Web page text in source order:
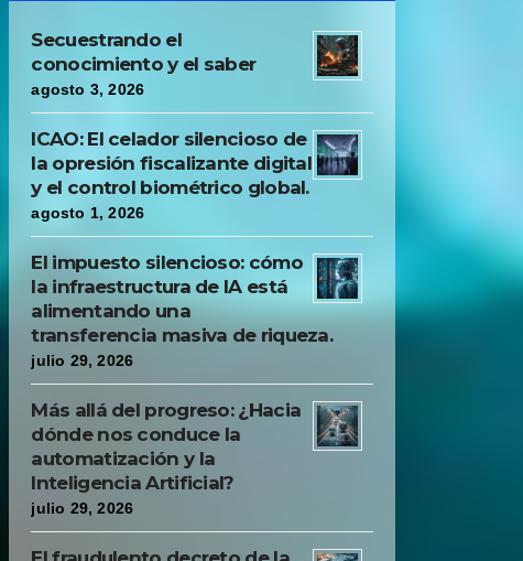
Secuestrando el
conocimiento y el saber
agosto 3, 2026
ICAO: El celador silencioso de
la opresión fiscalizante digital
y el control biométrico global.
agosto 1, 2026
El impuesto silencioso: cómo
la infraestructura de IA está
alimentando una
transferencia masiva de riqueza.
julio 29, 2026
Más allá del progreso: ¿Hacia
dónde nos conduce la
automatización y la
Inteligencia Artificial?
julio 29, 2026